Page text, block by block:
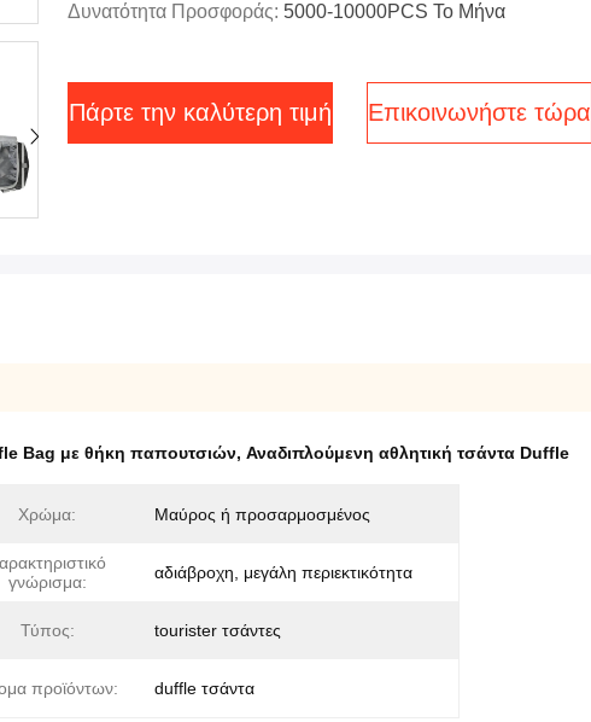
Δυνατότητα Προσφοράς: 5000-10000PCS Το Μήνα
Πάρτε την καλύτερη τιμή Επικοινωνήστε τώρα
Bag με θήκη παπουτσιών, Αναδιπλούμενη αθλητική τσάντα Duffle
Χρώμα: Μαύρος ή προσαρμοσμένος
γνώρισμα:
αδιάβροχη, μεγάλη περιεκτικότητα
Τύπος: tourister τσάντες
προϊόντων: duffle τσάντα